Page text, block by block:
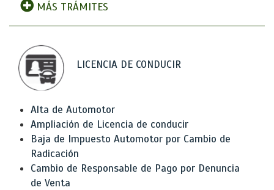
MÁS TRÁMITES
LICENCIA DE CONDUCIR
Alta de Automotor
Ampliación de Licencia de conducir
Baja de Impuesto Automotor por Cambio de
Radicación
Cambio de Responsable de Pago por Denuncia
de Venta